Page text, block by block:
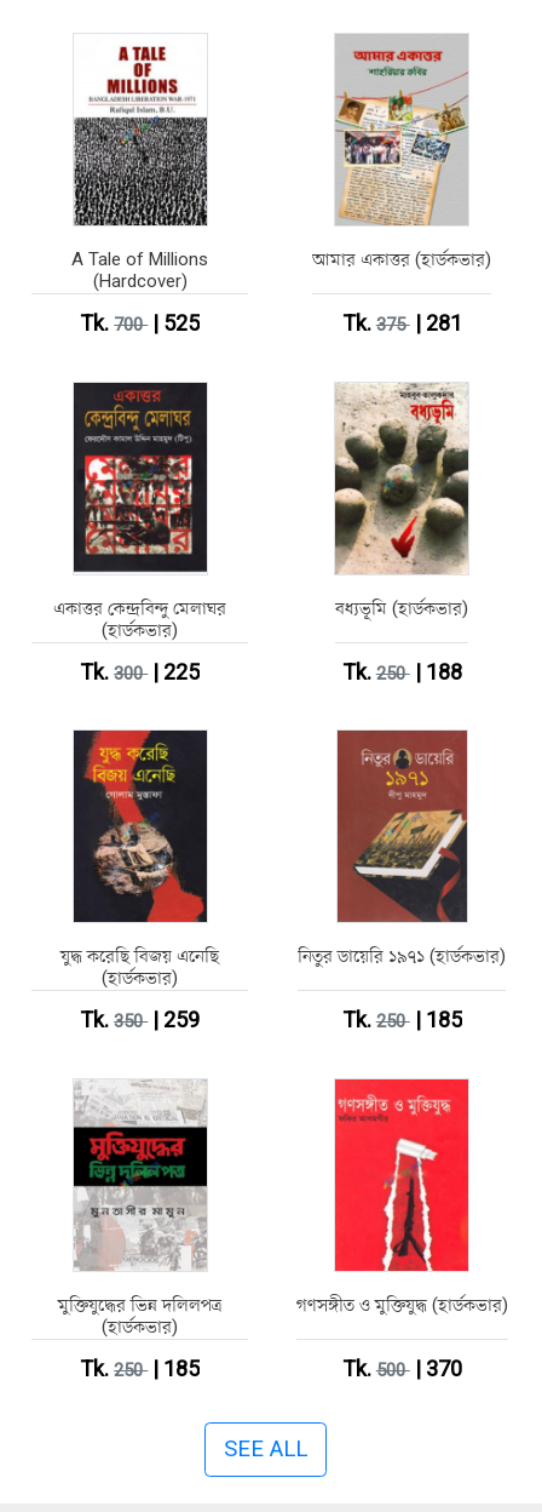
A Tale of Millions
(Hardcover)
Tk.700| 525
আমার একাত্তর (হার্ডকভার)
Tk.375| 281
একাত্তর কেন্দ্রবিন্দু মেলাঘর
(হার্ডকভার)
Tk.300| 225
বধ্যভূমি (হার্ডকভার)
Tk.250| 188
যুদ্ধ করেছি বিজয় এনেছি
(হার্ডকভার)
Tk.350| 259
নিতুর ডায়েরি ১৯৭১ (হার্ডকভার)
Tk.250| 185
মুক্তিযুদ্ধের ভিন্ন দলিলপত্র
(হার্ডকভার)
Tk.250| 185
গণসঙ্গীত ও মুক্তিযুদ্ধ (হার্ডকভার)
Tk.500| 370
SEE ALL